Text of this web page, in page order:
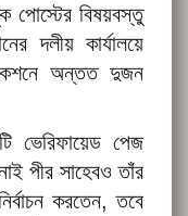
পোস্টের বিষয়বস্তু
দলীয় কার্যালয়ে
অন্তত দুজন
ভেরিফায়েড পেজ
পীর সাহেবও তাঁর
করতেন, তবে